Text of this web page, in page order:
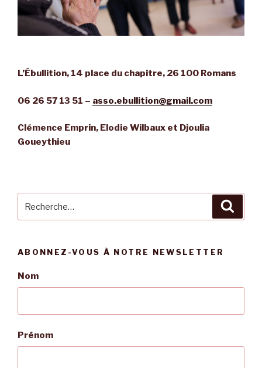
L’Ébullition, 14 place du chapitre, 26 100 Romans
06 26 57 13 51 – asso.ebullition@gmail.com
Clémence Emprin, Elodie Wilbaux et Djoulia
Goueythieu
ABONNEZ-VOUS À NOTRE NEWSLETTER
Nom
Prénom